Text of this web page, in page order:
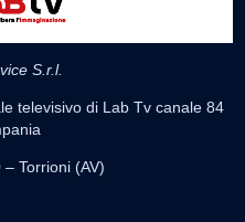
S.r.l.
televisivo di Lab Tv canale 84
Torrioni (AV)